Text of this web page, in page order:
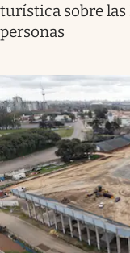
turística sobre las
personas